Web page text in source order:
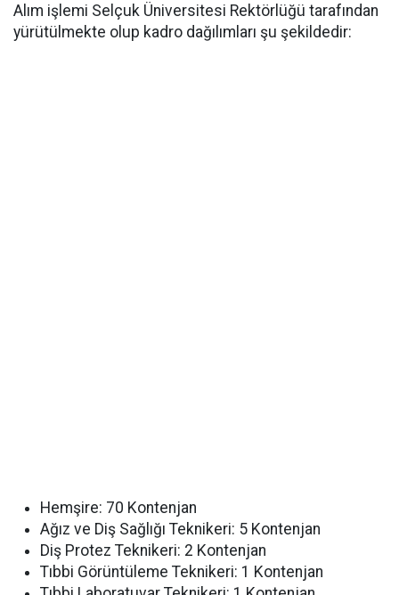
Alım işlemi Selçuk Üniversitesi Rektörlüğü tarafından
yürütülmekte olup kadro dağılımları şu şekildedir:
Hemşire: 70 Kontenjan
Ağız ve Diş Sağlığı Teknikeri: 5 Kontenjan
Diş Protez Teknikeri: 2 Kontenjan
Tıbbi Görüntüleme Teknikeri: 1 Kontenjan